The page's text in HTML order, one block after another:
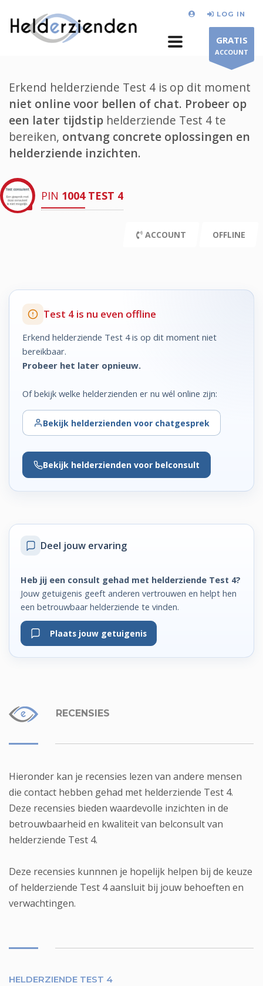
LOG IN
GRATIS
ACCOUNT
Erkend helderziende Test 4 is op dit moment
niet online voor bellen of chat. Probeer op
een later tijdstip helderziende Test 4 te
bereiken, ontvang concrete oplossingen en
helderziende inzichten.
PIN 1004 TEST 4
ACCOUNT OFFLINE
Test 4 is nu even offline
Erkend helderziende Test 4 is op dit moment niet
bereikbaar.
Probeer het later opnieuw.
Of bekijk welke helderzienden er nu wél online zijn:
Bekijk helderzienden voor chatgesprek
Bekijk helderzienden voor belconsult
Deel jouw ervaring
Heb jij een consult gehad met helderziende Test 4?
Jouw getuigenis geeft anderen vertrouwen en helpt hen
een betrouwbaar helderziende te vinden.
Plaats jouw getuigenis
RECENSIES
Hieronder kan je recensies lezen van andere mensen
die contact hebben gehad met helderziende Test 4.
Deze recensies bieden waardevolle inzichten in de
betrouwbaarheid en kwaliteit van belconsult van
helderziende Test 4.
Deze recensies kunnnen je hopelijk helpen bij de keuze
of helderziende Test 4 aansluit bij jouw behoeften en
verwachtingen.
HELDERZIENDE TEST 4